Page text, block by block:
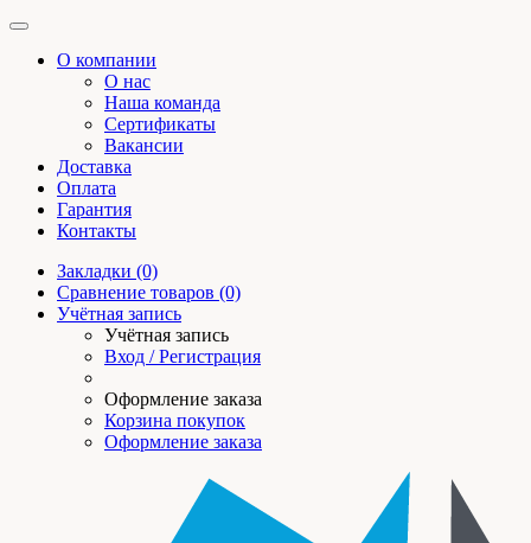
О компании
О нас
Наша команда
Сертификаты
Вакансии
Доставка
Оплата
Гарантия
Контакты
Закладки (0)
Сравнение товаров (0)
Учётная запись
Учётная запись
Вход / Регистрация
Оформление заказа
Корзина покупок
Оформление заказа